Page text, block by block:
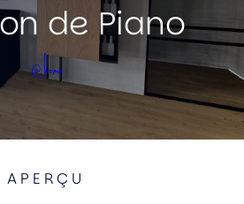
de Piano
@home
APERÇU